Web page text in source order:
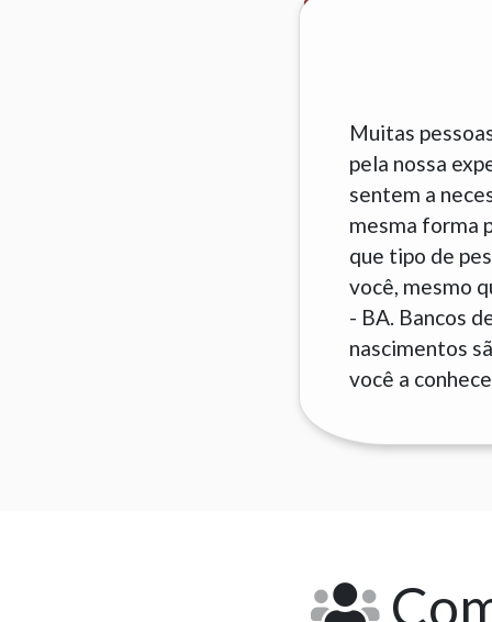
Muitas
pela nossa
sentem a
mesma forma
que tipo de
você, mesmo
- BA. Bancos
nascimentos
você a